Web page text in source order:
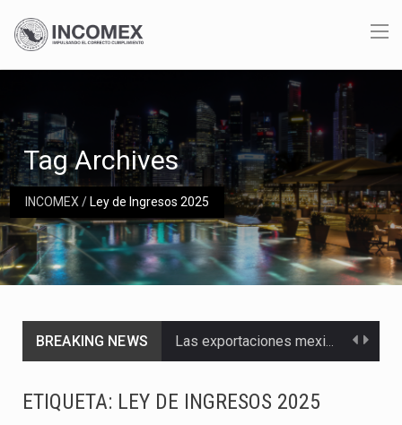
INCOMEX/ Ley de Ingresos 2025
Tag Archives
BREAKING NEWS Las exportaciones mexicanas de vehículos ligeros disminuyeron 9.67 % en julio a tasa anual, alcanzando…
ETIQUETA: LEY DE INGRESOS 2025